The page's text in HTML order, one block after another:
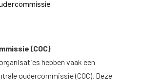
(COC)
hebben vaak een
oudercommissie (COC). Deze